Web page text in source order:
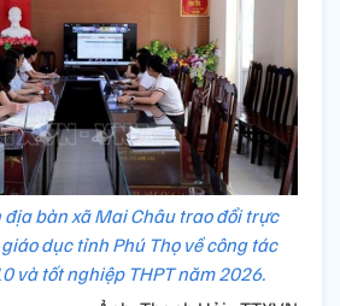
địa bàn xã Mai Châu trao đổi trực
dục tỉnh Phú Thọ về công tác
và tốt nghiệp THPT năm 2026.